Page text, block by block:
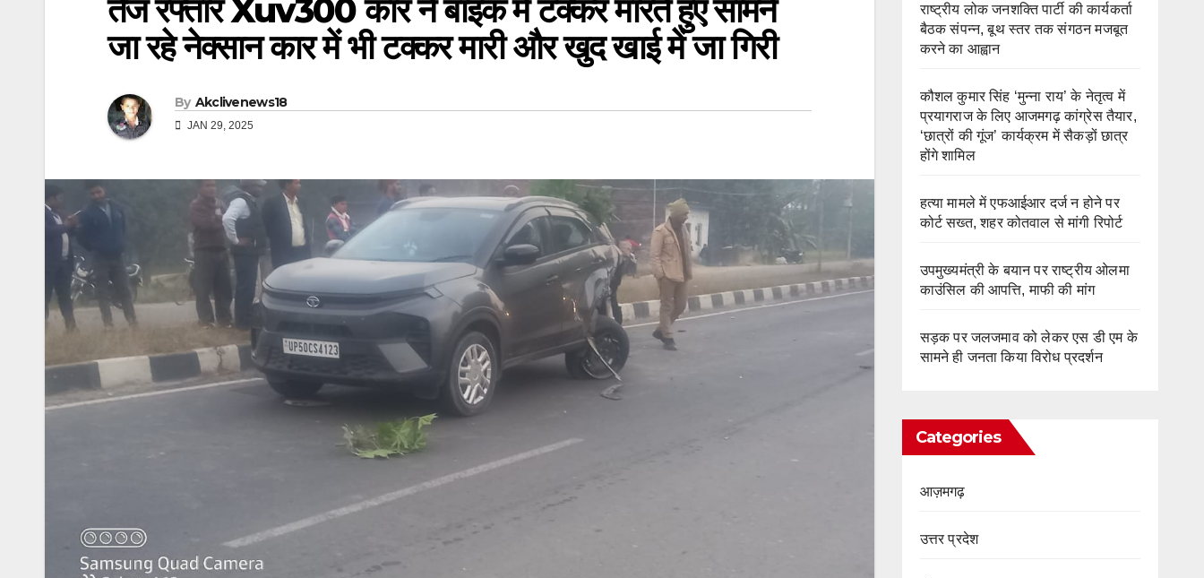
तेज रफ्तार Xuv300 कार ने बाइक में टक्कर मारते हुए सामने
जा रहे नेक्सान कार में भी टक्कर मारी और खुद खाई में जा गिरी
By Akclivenews18
JAN 29, 2025
राष्ट्रीय लोक जनशक्ति पार्टी की कार्यकर्ता
बैठक संपन्न, बूथ स्तर तक संगठन मजबूत
करने का आह्वान
कौशल कुमार सिंह ‘मुन्ना राय’ के नेतृत्व में
प्रयागराज के लिए आजमगढ़ कांग्रेस तैयार,
‘छात्रों की गूंज’ कार्यक्रम में सैकड़ों छात्र
होंगे शामिल
हत्या मामले में एफआईआर दर्ज न होने पर
कोर्ट सख्त, शहर कोतवाल से मांगी रिपोर्ट
उपमुख्यमंत्री के बयान पर राष्ट्रीय ओलमा
काउंसिल की आपत्ति, माफी की मांग
सड़क पर जलजमाव को लेकर एस डी एम के
सामने ही जनता किया विरोध प्रदर्शन
Categories
आज़मगढ़
उत्तर प्रदेश